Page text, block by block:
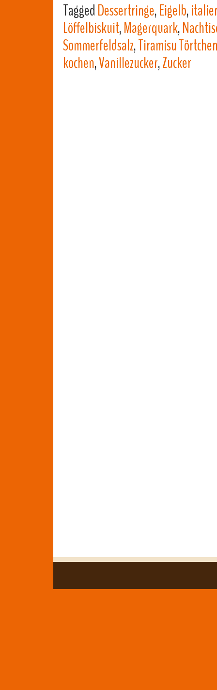
TaggedDessertringe,Eigelb,
Löffelbiskuit,Magerquark,
Sommerfeldsalz,Tiramisu
kochen,Vanillezucker,Zucker